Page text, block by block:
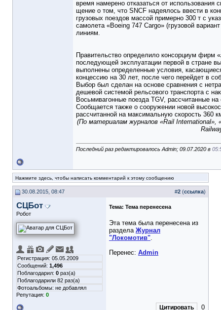
время намерено отказаться от
щение о том, что SNCF надеялось вве­сти в
грузовых поездов мас­сой примерно 300 т с
самоле­та «Boeing 747 Cargo» (грузовой
линиям.
Правительство определило консорци­ум фирм
последующей эксплуатации пер­вой в стране
выполнены опреде­ленные условия,
концессию на 30 лет, после чего перейдет в
Выбор был сделан на основе срав­нения с
дешевой системой рельсового транспорта с
Вось­мивагонные поезда TGV, рассчитанные
Сообщается также о сооружении но­вой
рассчитанной на макси­мальную скорость 360
(По материалам журналов «Rail Interna­tional»,
Последний раз редактировалось Admin; 09.07.2020 в
Нажмите здесь, чтобы написать комментарий к этому сообщению
30.08.2015, 08:47 #2 (ссылка)
СЦБот
Робот
Регистрация: 05.05.2009
Сообщений: 1,496
Поблагодарил: 0 раз(а)
Поблагодарили 82 раз(а)
Фотоальбомы: не добавлял
Репутация: 0
Тема: Тема перенесена
Эта тема была перенесена из
раздела Журнал
"Локомотив".
Перенес: Admin
Цитировать 0